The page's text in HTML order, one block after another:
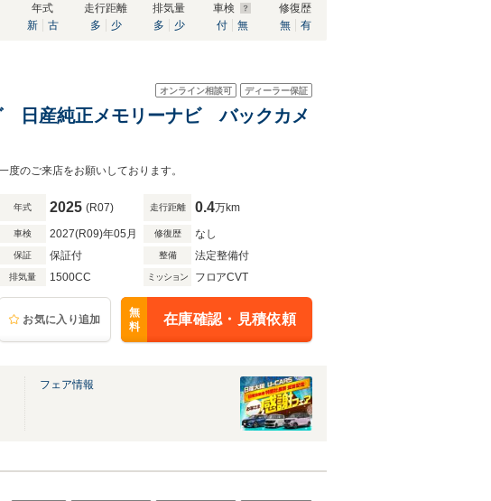
年式
新
古
走行距離
多
少
排気量
多
少
車検
付
無
修復歴
無
有
オンライン相談可 ディーラー保証
日産純正メモリーナビ バックカメ
のご来店をお願いしております。
年式 2025 (R07) 走行距離 0.4万km
車検 2027(R09)年05月 修復歴 なし
保証 保証付 整備 法定整備付
排気量 1500CC ミッション フロアCVT
お気に入り追加
無
料
在庫確認・見積依頼
フェア情報